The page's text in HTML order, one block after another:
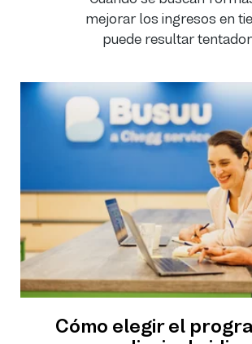
mejorar los ingresos en
puede resultar tentador
Cómo elegir el